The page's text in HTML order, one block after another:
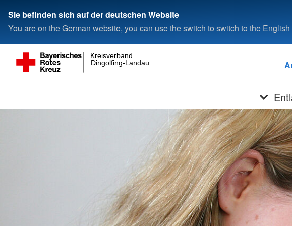
Sie befinden sich auf der deutschen Website
You are on the German website, you can use the switch to switch to the
Dingolfing-Landau
Kreisverband